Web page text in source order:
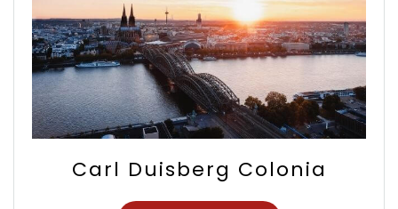
Carl Duisberg Colonia